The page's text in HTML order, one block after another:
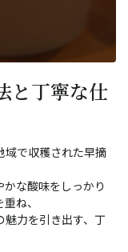
と丁寧な仕
域で収穫された早摘
な酸味をしっかり
ね、
力を引き出す、丁